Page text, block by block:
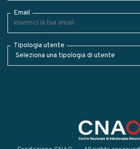
Email
Tipologia utente